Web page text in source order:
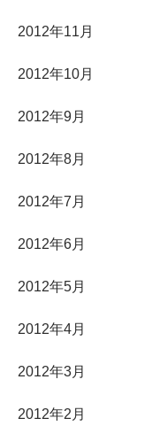
2012年11月
2012年10月
2012年9月
2012年8月
2012年7月
2012年6月
2012年5月
2012年4月
2012年3月
2012年2月